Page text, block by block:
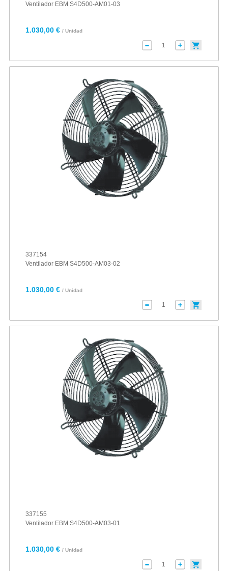
Ventilador EBM S4D500-AM01-03
1.030,00 € / Unidad
337154
Ventilador EBM S4D500-AM03-02
1.030,00 € / Unidad
337155
Ventilador EBM S4D500-AM03-01
1.030,00 € / Unidad